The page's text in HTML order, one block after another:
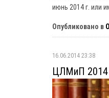
июнь 2014 г. или
Опубликовано в
16.06.2014 23:38
ЦЛМиП 2014